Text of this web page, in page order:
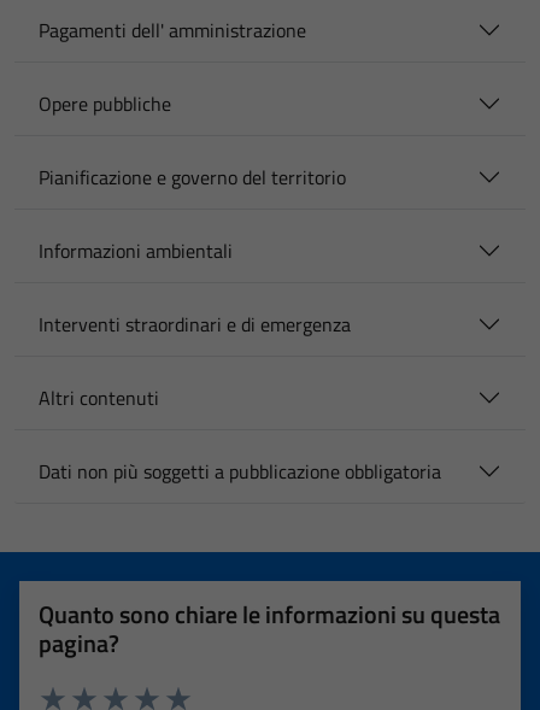
Pagamenti dell' amministrazione
Opere pubbliche
Pianificazione e governo del territorio
Informazioni ambientali
Interventi straordinari e di emergenza
Altri contenuti
Dati non più soggetti a pubblicazione obbligatoria
Quanto sono chiare le informazioni su questa
pagina?